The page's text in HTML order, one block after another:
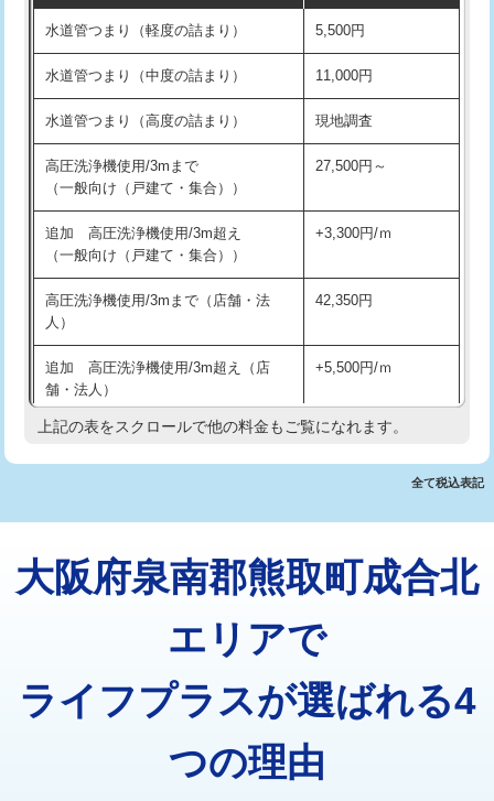
洗面台設置 38,500円
化粧台設置 22,000円
追加人工 16,500円
廃棄・処分 現場見積
※給水管工事は20mmまでの価格です。
交換・取付(排水栓・排水トラップ
22,000円+材料費
持込商品取付（混合水栓）
持込商品取付（浄水器・分岐水栓） 16,500円
業）
排水管工事（追加 排水管工事/3ｍ超
え）
マス交換（土の掘削・埋め戻し作業） 11,000円~
マス交換（深さ50㎝以上） 66,000円
コンクリート斫り（厚さ10㎝超え） 38,500円
モルタル補修（厚さ10㎝まで） 27,500円
16,500円
水道管つまり（軽度の詰まり） 5,500円
水道管つまり（中度の詰まり） 11,000円
水道管つまり（高度の詰まり） 現地調査
高圧洗浄機使用/3mまで
（一般向け（戸建て・集合））
27,500円～
追加 高圧洗浄機使用/3m超え
（一般向け（戸建て・集合））
+3,300円/ｍ
高圧洗浄機使用/3mまで（店舗・法
人）
42,350円
追加 高圧洗浄機使用/3m超え（店
舗・法人）
+5,500円/ｍ
高度高圧洗浄換 現地調査
トーラー機使用/3mまで 33,000円
追加トーラー機使用/3m超え +3,300円
8,800円
止水・漏水調査・防水処理・清掃・修
11,000円
止水・漏水調査・防水処理・清掃・修
22,000円
上記の表をスクロールで他の料金もご覧になれます。
全て税込表記
大阪府泉南郡熊取町成合北
エリアで
ライフプラスが選ばれる4
つの理由